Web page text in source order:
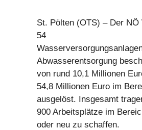
St. Pölten (OTS) – Der
54
Abwasserentsorgung
von rund 10,1 Millionen
54,8 Millionen Euro im
ausgelöst. Insgesamt
900 Arbeitsplätze im
oder neu zu schaffen.